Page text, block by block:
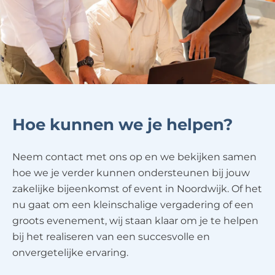
Hoe kunnen we je helpen?
Neem contact met ons op en we bekijken samen
hoe we je verder kunnen ondersteunen bij jouw
zakelijke bijeenkomst of event in Noordwijk. Of het
nu gaat om een kleinschalige vergadering of een
groots evenement, wij staan klaar om je te helpen
bij het realiseren van een succesvolle en
onvergetelijke ervaring.